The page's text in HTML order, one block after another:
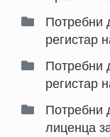
Потребни
регистар
Потребни
регистар
Потребни
лиценца